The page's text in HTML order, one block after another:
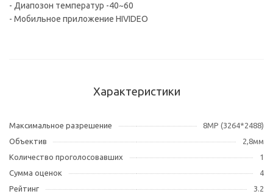
- Диапозон температур -40~60
- Мобильное приложение HIVIDEO
Характеристики
Максимальное разрешение
8MP (3264*2488)
Объектив
2,8мм
Количество проголосовавших
1
Сумма оценок
4
Рейтинг
3.2